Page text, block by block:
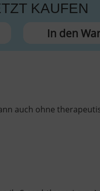
KAUFEN
In den
auch ohne